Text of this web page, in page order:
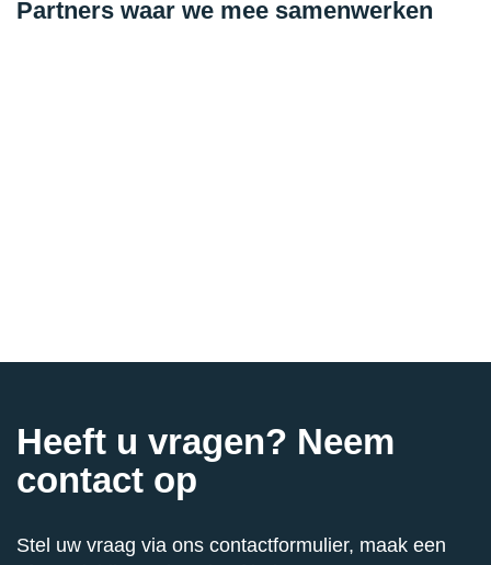
Partners waar we mee samenwerken
Heeft u vragen? Neem
contact op
Stel uw vraag via ons contactformulier, maak een